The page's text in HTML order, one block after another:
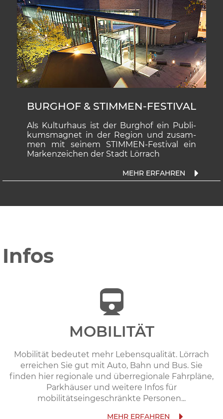
BURGHOF & STIMMEN-FESTIVAL
Als Kulturhaus ist der Burghof ein Publi-
kumsmagnet in der Region und zusam-
men mit seinem STIMMEN-Festival ein
Markenzeichen der Stadt Lörrach
Infos
MOBILITÄT
Mobilität bedeutet mehr Lebensqualität. Lörrach
erreichen Sie gut mit Auto, Bahn und Bus. Sie
finden hier regionale und überregionale Fahrpläne,
Parkhäuser und weitere Infos für
mobilitätseingeschränkte Personen...